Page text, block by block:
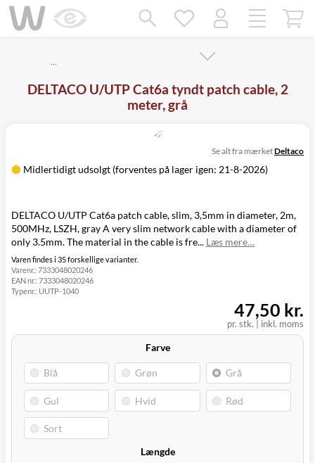
…
DELTACO U/UTP Cat6a tyndt patch cable, 2
meter, grå
Midlertidigt udsolgt (forventes på lager igen: 21-8-2026)
Se alt fra mærketDeltaco
DELTACO U/UTP Cat6a patch cable, slim, 3,5mm in diameter, 2m,
500MHz, LSZH, gray A very slim network cable with a diameter of
only 3.5mm. The material in the cable is fre... Læs mere…
Varen findes i 35 forskellige varianter.
Varenr.: 7333048020246
EAN nr.: 7333048020246
Typenr.: UUTP-1040
pr. stk. inkl. moms
47,50 kr.
Farve
Længde
Mangler chatten?
Ret samtykke!